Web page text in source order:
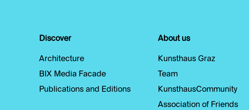
Discover
Architecture
BIX Media Facade
Publications and Editions
About us
Kunsthaus Graz
Team
KunsthausCommunity
Association of Friends